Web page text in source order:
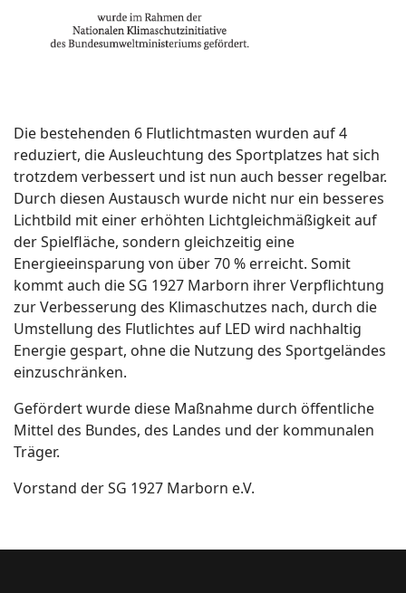
Die bestehenden 6 Flutlichtmasten wurden auf 4
reduziert, die Ausleuchtung des Sportplatzes hat sich
trotzdem verbessert und ist nun auch besser regelbar.
Durch diesen Austausch wurde nicht nur ein besseres
Lichtbild mit einer erhöhten Lichtgleichmäßigkeit auf
der Spielfläche, sondern gleichzeitig eine
Energieeinsparung von über 70 % erreicht. Somit
kommt auch die SG 1927 Marborn ihrer Verpflichtung
zur Verbesserung des Klimaschutzes nach, durch die
Umstellung des Flutlichtes auf LED wird nachhaltig
Energie gespart, ohne die Nutzung des Sportgeländes
einzuschränken.
Gefördert wurde diese Maßnahme durch öffentliche
Mittel des Bundes, des Landes und der kommunalen
Träger.
Vorstand der SG 1927 Marborn e.V.